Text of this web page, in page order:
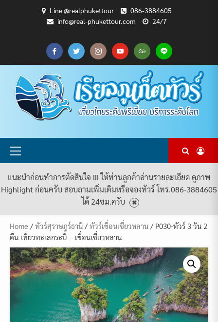
Line @realphukettour
086-3884605
info@real-phukettour.com
24/7
CART
CHECKOUT
MY
ACCOUNT
SAMPLE
PAGE
ทัวร์
ทั้งหมด
บทความ
ท่อง
เที่ยว
ยินดี
ต้อนรับ
สู่
PHUKET
TOUR
เกี่ยว
กับ
เรา
แพ็คเกจ
ทัวร์
ทั้งหมด
Primary
แนะนำก่อนทำการตัดสินใจ !!! ให้ท่านลูกค้าอ่านรายละเอียด ดูภาพ
Highlight ก่อนครับ สอบถามเพิ่มเติมหรือจองทัวร์ โทร.086-3884605
ได้ 24ชม.ครับ
Home /ทัวร์สุราษฎร์ธานี /ทัวร์เขื่อนเชี่ยวหลาน / P030-ทัวร์ 3 วัน 2
คืน เที่ยวทะเลกระบี่ – เขื่อนเชี่ยวหลาน